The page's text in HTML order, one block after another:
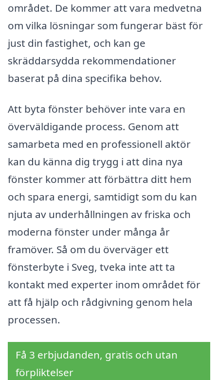
området. De kommer att vara medvetna
om vilka lösningar som fungerar bäst för
just din fastighet, och kan ge
skräddarsydda rekommendationer
baserat på dina specifika behov.
Att byta fönster behöver inte vara en
överväldigande process. Genom att
samarbeta med en professionell aktör
kan du känna dig trygg i att dina nya
fönster kommer att förbättra ditt hem
och spara energi, samtidigt som du kan
njuta av underhållningen av friska och
moderna fönster under många år
framöver. Så om du överväger ett
fönsterbyte i Sveg, tveka inte att ta
kontakt med experter inom området för
att få hjälp och rådgivning genom hela
processen.
Få 3 erbjudanden, gratis och utan
förpliktelser